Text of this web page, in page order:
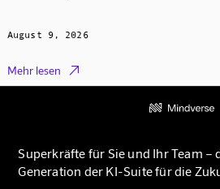
August 9, 2026
Mehr lesen 
Superkräfte für Sie und Ihr Team –
Generation der KI-Suite für die